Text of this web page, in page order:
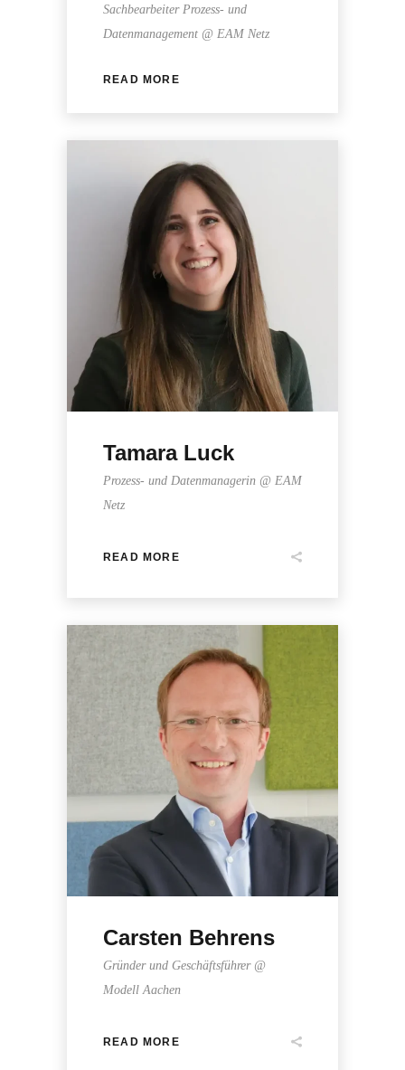
Sachbearbeiter Prozess- und
Datenmanagement @ EAM Netz
READ MORE
Tamara Luck
Prozess- und Datenmanagerin @ EAM
Netz
READ MORE
Carsten Behrens
Gründer und Geschäftsführer @
Modell Aachen
READ MORE